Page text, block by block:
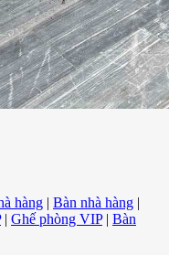
hàng | Bàn nhà hàng |
| Ghế phòng VIP| Bàn